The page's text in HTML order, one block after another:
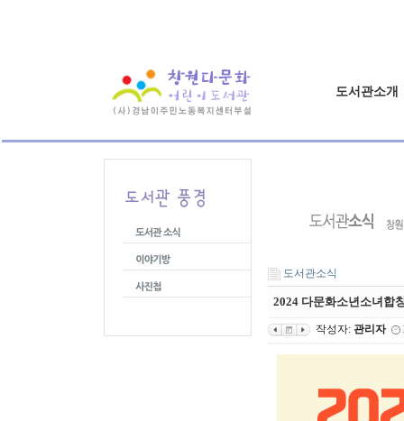
도서관소개
도서관소식
2024 다문화소년소녀합
작성자: 관리자